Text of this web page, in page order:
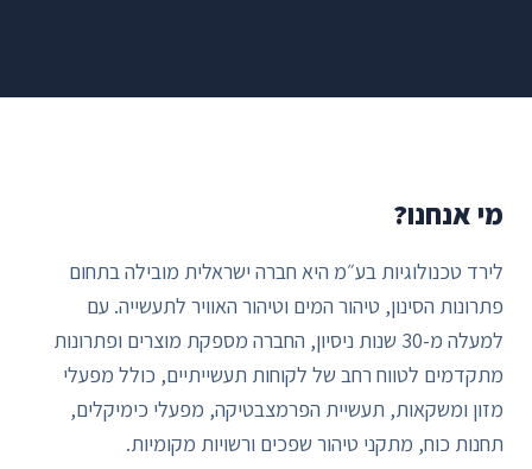
מי אנחנו?
לירד טכנולוגיות בע״מ היא חברה ישראלית מובילה בתחום
פתרונות הסינון, טיהור המים וטיהור האוויר לתעשייה. עם
למעלה מ-30 שנות ניסיון, החברה מספקת מוצרים ופתרונות
מתקדמים לטווח רחב של לקוחות תעשייתיים, כולל מפעלי
מזון ומשקאות, תעשיית הפרמצבטיקה, מפעלי כימיקלים,
תחנות כוח, מתקני טיהור שפכים ורשויות מקומיות.